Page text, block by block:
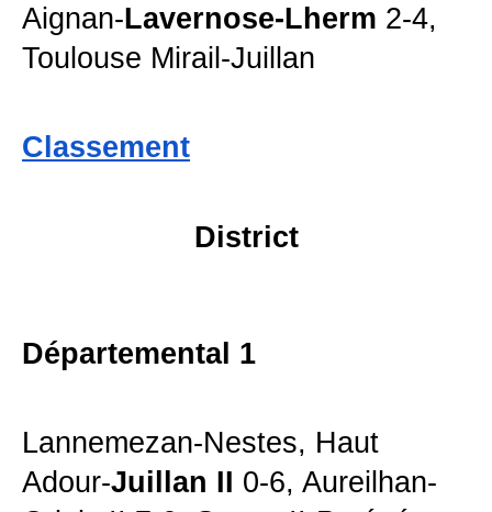
Aignan-Lavernose-Lherm 2-4,
Toulouse Mirail-Juillan
Classement
District
Départemental 1
Lannemezan-Nestes, Haut
Adour-Juillan II 0-6, Aureilhan-